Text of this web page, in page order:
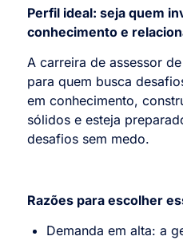
Perfil ideal: seja quem
conhecimento e
A carreira de assessor
para quem busca
em conhecimento,
sólidos e esteja
desafios sem medo.
Razões para escolher
Demanda em alta: a